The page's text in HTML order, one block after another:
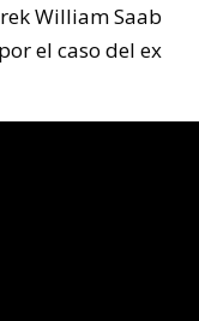
William Saab
el caso del ex